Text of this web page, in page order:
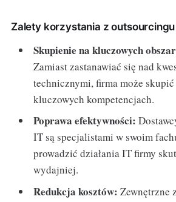
Zalety korzystania z
Skupienie na kluczowych
Zamiast zastanawiać się nad
technicznymi, firma może
kluczowych kompetencjach.
Poprawa efektywności:
IT są specjalistami w swoim
prowadzić działania IT firmy
wydajniej.
Redukcja kosztów: Zewnętrzne